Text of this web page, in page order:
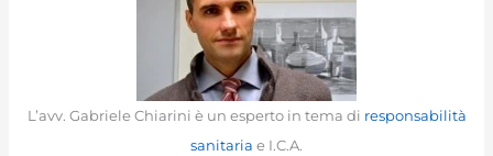
L’avv. Gabriele Chiarini è un esperto in tema di responsabilità
sanitaria e I.C.A.